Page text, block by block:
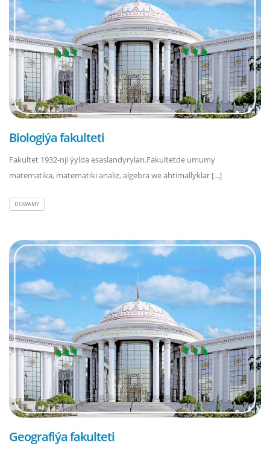
Biologiýa fakulteti
Fakultet 1932-nji ýylda esaslandyrylan.Fakultetde umumy
matematika, matematiki analiz, algebra we ähtimallyklar [...]
DOWAMY
Geografiýa fakulteti